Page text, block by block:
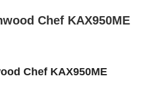
Chef KAX950ME
Chef KAX950ME